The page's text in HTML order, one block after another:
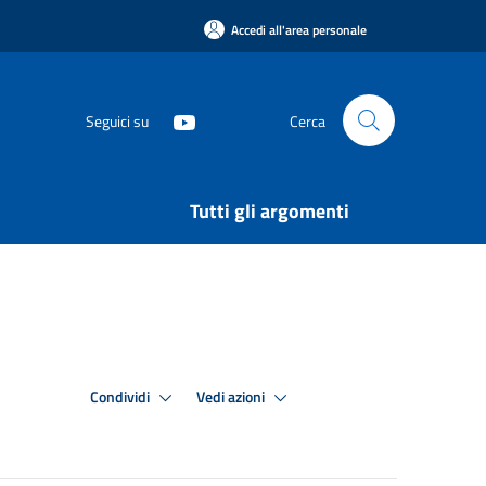
Accedi all'area personale
Seguici su Cerca
Tutti gli argomenti
Condividi Vedi azioni